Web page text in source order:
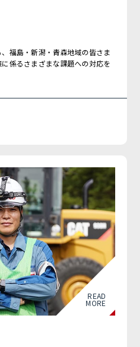
福島・新潟・青森地域の皆さま
係るさまざまな課題への対応を
READ
MORE